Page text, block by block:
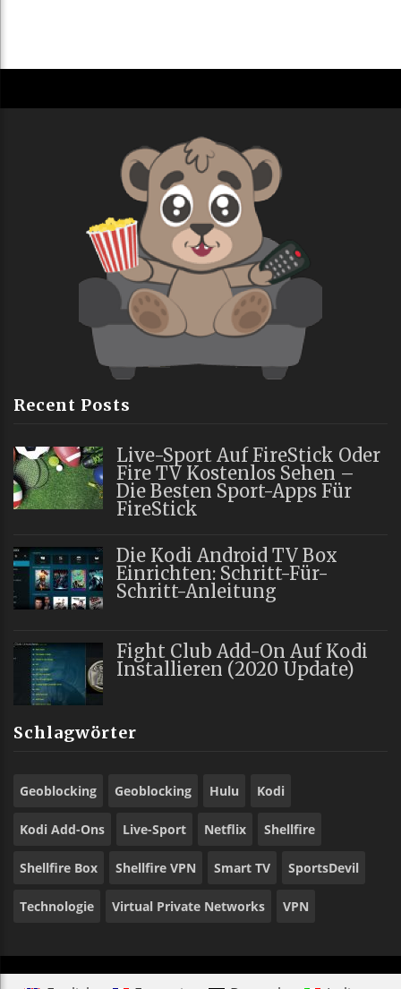
Recent Posts
Live-Sport Auf FireStick Oder
Fire TV Kostenlos Sehen –
Die Besten Sport-Apps Für
FireStick
Die Kodi Android TV Box
Einrichten: Schritt-Für-
Schritt-Anleitung
Fight Club Add-On Auf Kodi
Installieren (2020 Update)
Schlagwörter
Geoblocking Geoblocking Hulu Kodi
Kodi Add-Ons Live-Sport Netflix Shellfire
Shellfire Box Shellfire VPN Smart TV SportsDevil
Technologie Virtual Private Networks VPN